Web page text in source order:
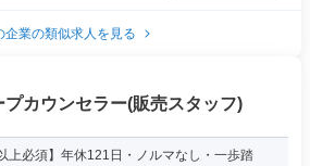
企業の類似求人を見る
カウンセラー(販売スタッフ)
上必須】年休121日・ノルマなし・一歩踏